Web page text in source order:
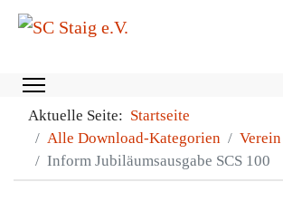
Aktuelle Seite: Startseite
Alle Download-Kategorien
Verein
Inform Jubiläumsausgabe SCS 100